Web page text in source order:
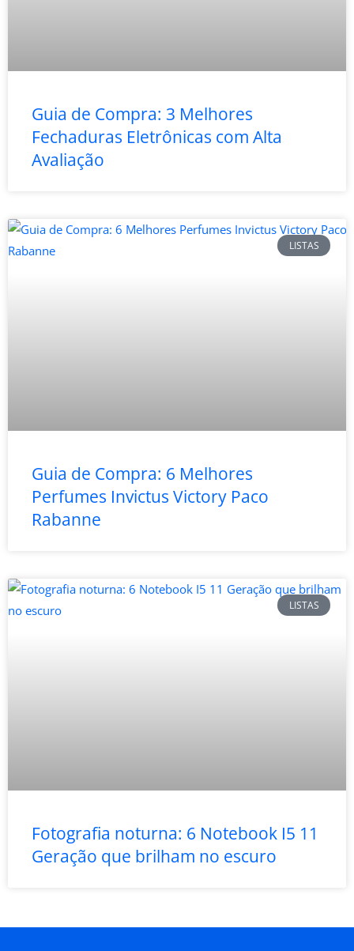
Guia de Compra: 3 Melhores
Fechaduras Eletrônicas com Alta
Avaliação
LISTAS
Guia de Compra: 6 Melhores
Perfumes Invictus Victory Paco
Rabanne
LISTAS
Fotografia noturna: 6 Notebook I5 11
Geração que brilham no escuro